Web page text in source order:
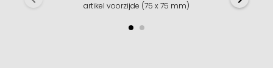
artikel voorzijde (75 x 75 mm)